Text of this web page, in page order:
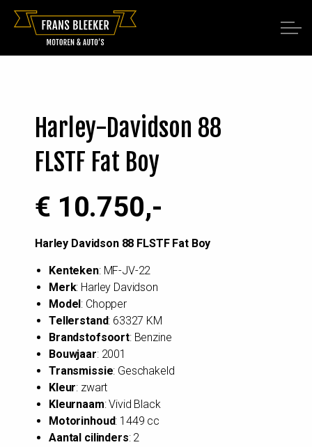
Harley-Davidson 88
FLSTF Fat Boy
€ 10.750,-
Harley Davidson 88 FLSTF Fat Boy
Kenteken: MF-JV-22
Merk: Harley Davidson
Model: Chopper
Tellerstand: 63327 KM
Brandstofsoort: Benzine
Bouwjaar: 2001
Transmissie: Geschakeld
Kleur: zwart
Kleurnaam: Vivid Black
Motorinhoud: 1449 cc
Aantal cilinders: 2